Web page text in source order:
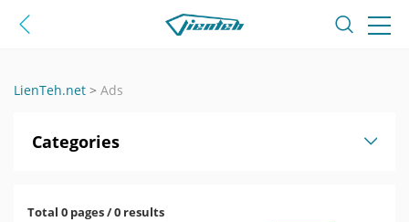
LienTeh.net > Ads
Categories
Total 0 pages / 0 results